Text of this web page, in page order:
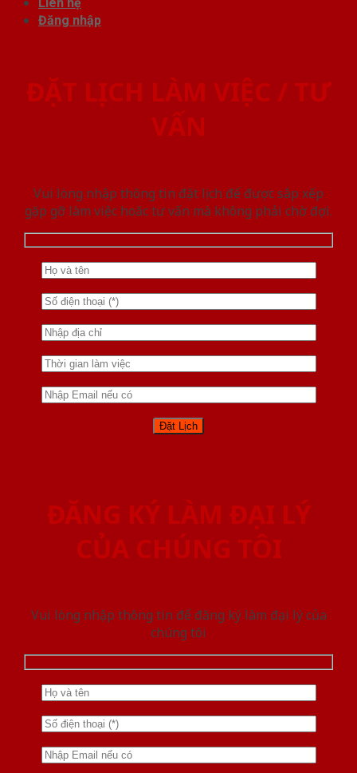
Đăng nhập
ĐẶT LỊCH LÀM VIỆC / TƯ
VẤN
Vui lòng nhập thông tin đặt lịch để được sắp xếp
gặp gỡ làm việc hoăc tư vấn mà không phải chờ đợi.
ĐĂNG KÝ LÀM ĐẠI LÝ
CỦA CHÚNG TÔI
Vui lòng nhập thông tin để đăng ký làm đại lý của
chúng tôi